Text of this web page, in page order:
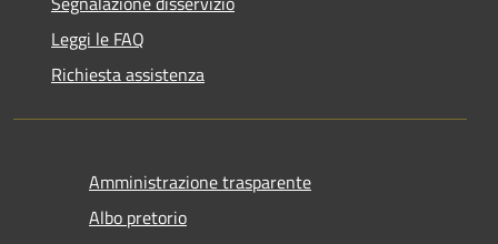
Leggi le FAQ
Richiesta assistenza
Amministrazione trasparente
Albo pretorio